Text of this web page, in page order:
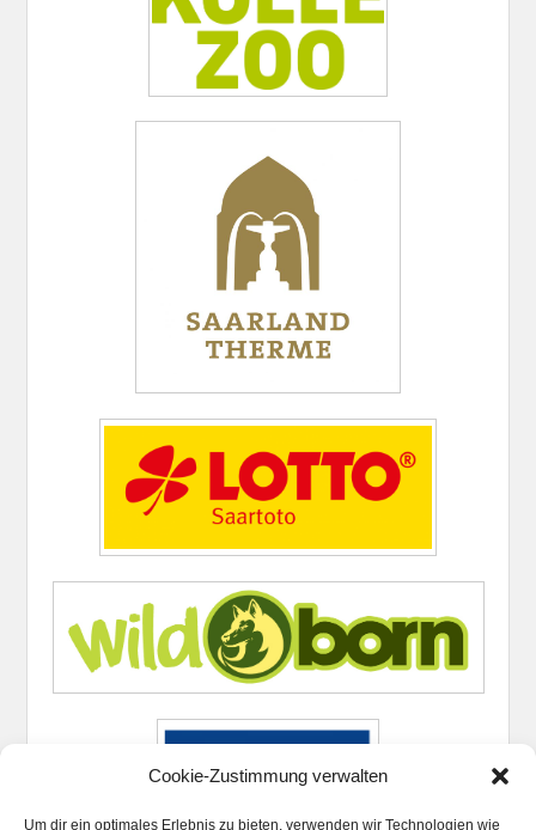
Cookie-Zustimmung verwalten
Um dir ein optimales Erlebnis zu bieten, verwenden wir Technologien wie